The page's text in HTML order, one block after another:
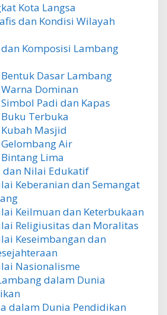
Kota Langsa
dan Kondisi Wilayah
Komposisi Lambang
Bentuk Dasar Lambang
Warna Dominan
Padi dan Kapas
Buku Terbuka
Masjid
Air
Bintang Lima
dan Nilai Edukatif
Keberanian dan Semangat
Keilmuan dan Keterbukaan
Religiusitas dan Moralitas
Keseimbangan dan
Nasionalisme
dalam Dunia
dalam Dunia Pendidikan